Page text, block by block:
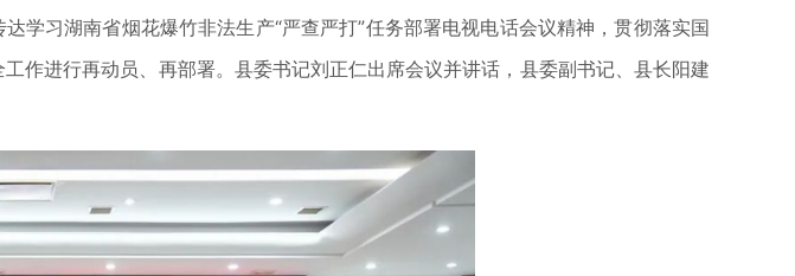
习湖南省烟花爆竹非法生产“严查严打”任务部署电视电话会议精神，贯彻落实国
作进行再动员、再部署。县委书记刘正仁出席会议并讲话，县委副书记、县长阳建